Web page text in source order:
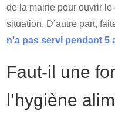
de la mairie pour ouvrir
situation. D’autre part,
n’a pas servi pendant 5
Faut-il une
l’hygiène